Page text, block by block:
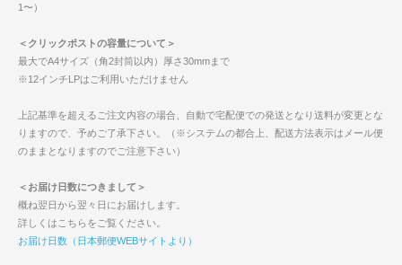
1〜）
＜クリックポストの容量について＞
最大でA4サイズ（角2封筒以内）厚さ30mmまで
※12インチLPはご利用いただけません
上記基準を超えるご注文内容の場合、自動で宅配便での発送となり送料が変更とな
りますので、予めご了承下さい。（※システムの都合上、配送方法表示はメール便
のままとなりますのでご注意下さい）
＜お届け日数につきまして＞
概ね翌日から翌々日にお届けします。
詳しくはこちらをご覧ください。
お届け日数（日本郵便WEBサイトより）